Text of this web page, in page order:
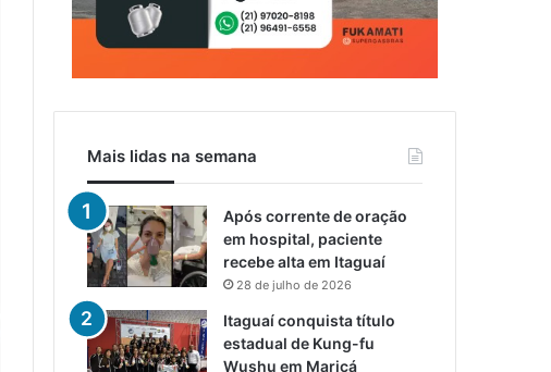
Mais lidas na semana
Após corrente de oração
em hospital, paciente
recebe alta em Itaguaí
28 de julho de 2026
Itaguaí conquista título
estadual de Kung-fu
Wushu em Maricá